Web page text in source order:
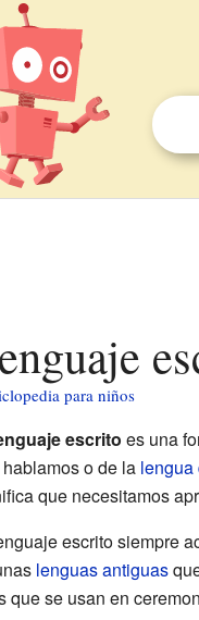
para niños
escrito es una
o de la lengua
que necesitamos
escrito siempre
lenguas antiguas
que se usan en